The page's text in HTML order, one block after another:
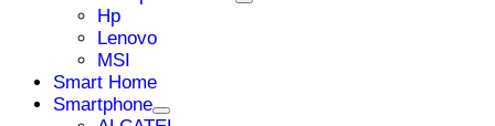
Hp
Lenovo
MSI
Smart Home
Smartphone